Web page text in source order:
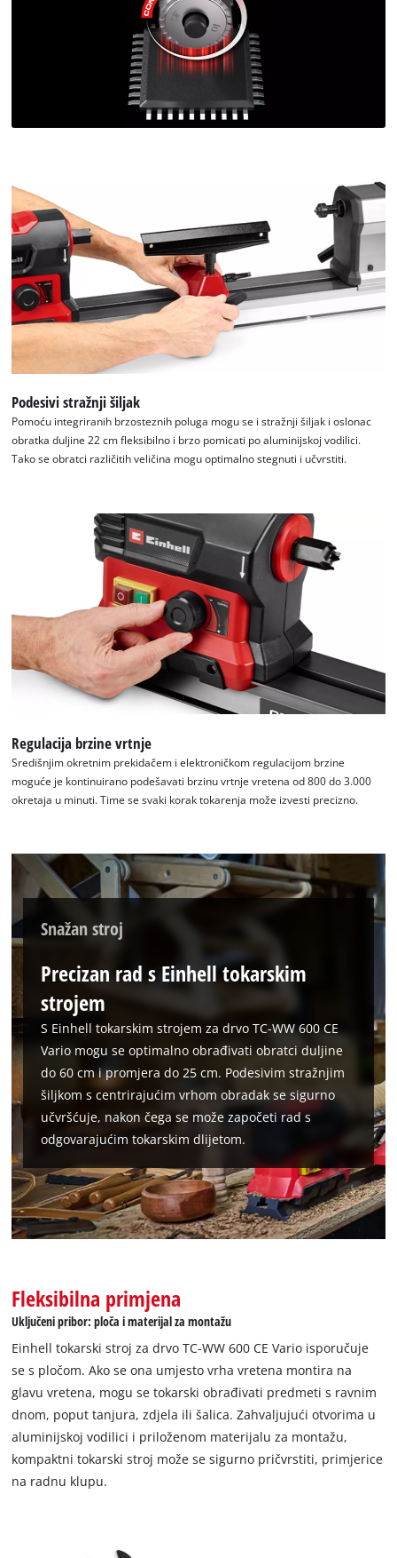
Trebamo vaše dopuštenje za učitavanje
Google Maps usluge!
This content is not permitted to load due
to trackers that are not disclosed to the
visitor. The website owner needs to setup
the site with their CMP to add this content
to the list of technologies used.
Podesivi stražnji šiljak
Pomoću integriranih brzosteznih poluga mogu se i stražnji šiljak i oslonac
obratka duljine 22 cm fleksibilno i brzo pomicati po aluminijskoj vodilici.
Tako se obratci različitih veličina mogu optimalno stegnuti i učvrstiti.
Regulacija brzine vrtnje
Središnjim okretnim prekidačem i elektroničkom regulacijom brzine
moguće je kontinuirano podešavati brzinu vrtnje vretena od 800 do 3.000
okretaja u minuti. Time se svaki korak tokarenja može izvesti precizno.
Snažan stroj
Precizan rad s Einhell tokarskim
strojem
S Einhell tokarskim strojem za drvo TC-WW 600 CE
Vario mogu se optimalno obrađivati obratci duljine
do 60 cm i promjera do 25 cm. Podesivim stražnjim
šiljkom s centrirajućim vrhom obradak se sigurno
učvršćuje, nakon čega se može započeti rad s
odgovarajućim tokarskim dlijetom.
Fleksibilna primjena
Uključeni pribor: ploča i materijal za montažu
Einhell tokarski stroj za drvo TC-WW 600 CE Vario isporučuje
se s pločom. Ako se ona umjesto vrha vretena montira na
glavu vretena, mogu se tokarski obrađivati predmeti s ravnim
dnom, poput tanjura, zdjela ili šalica. Zahvaljujući otvorima u
aluminijskoj vodilici i priloženom materijalu za montažu,
kompaktni tokarski stroj može se sigurno pričvrstiti, primjerice
na radnu klupu.